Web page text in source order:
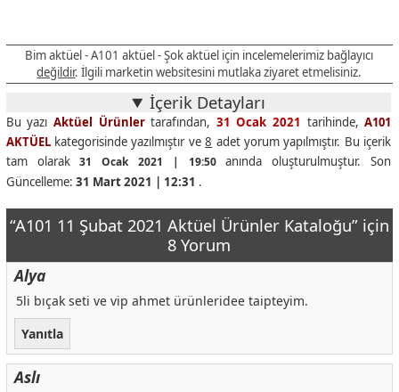
Bim aktüel - A101 aktüel - Şok aktüel için incelemelerimiz bağlayıcı
değildir. İlgili marketin websitesini mutlaka ziyaret etmelisiniz.
İçerik Detayları
Bu yazı Aktüel Ürünlertarafından, 31 Ocak 2021 tarihinde,A101
AKTÜELkategorisinde yazılmıştır ve8 adet yorum yapılmıştır. Bu içerik
tam olarak31 Ocak 2021 | 19:50anında oluşturulmuştur. Son
Güncelleme: 31 Mart 2021 | 12:31 .
“A101 11 Şubat 2021 Aktüel Ürünler Kataloğu” için
8 Yorum
Alya
5li bıçak seti ve vip ahmet ürünleridee taipteyim.
Yanıtla
Aslı